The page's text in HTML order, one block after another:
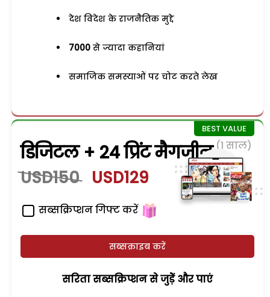
देश विदेश के राजनैतिक मुद्दे
7000 से ज्यादा कहानियां
समाजिक समस्याओं पर चोट करते लेख
डिजिटल + 24 प्रिंट मैगजीन (1 साल)
USD150 USD129
सब्सक्रिप्शन गिफ्ट करें
सब्सक्राइब करें
सरिता सब्सक्रिप्शन से जुड़ेें और पाएं